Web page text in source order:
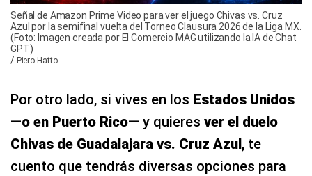
Señal de Amazon Prime Video para ver el juego Chivas vs. Cruz
Azul por la semifinal vuelta del Torneo Clausura 2026 de la Liga MX.
(Foto: Imagen creada por El Comercio MAG utilizando la IA de Chat
GPT)
/ Piero Hatto
Por otro lado, si vives en los Estados Unidos
—o en Puerto Rico— y quieres ver el duelo
Chivas de Guadalajara vs. Cruz Azul, te
cuento que tendrás diversas opciones para